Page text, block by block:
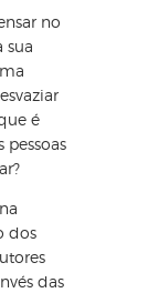
no
sua
é
dos
das